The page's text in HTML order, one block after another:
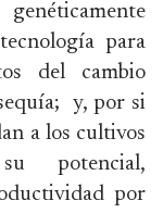
para
del cambio
y, por si
a los cultivos
potencial,
por